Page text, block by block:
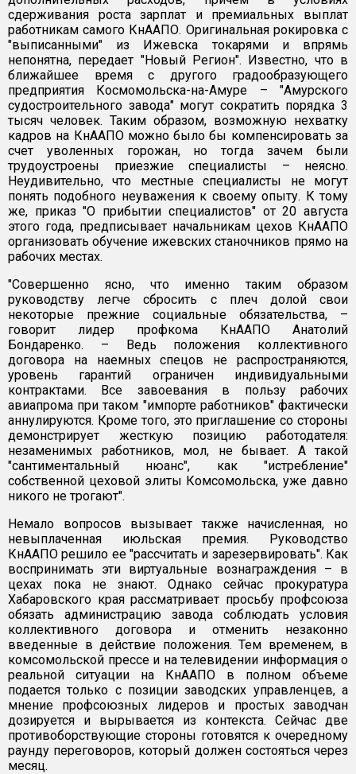
сдерживания роста зарплат и премиальных выплат
работникам самого КнААПО. Оригинальная рокировка с
"выписанными" из Ижевска токарями и впрямь
непонятна, передает "Новый Регион". Известно, что в
ближайшее время с другого градообразующего
предприятия Космомольска-на-Амуре – "Амурского
судостроительного завода" могут сократить порядка 3
тысяч человек. Таким образом, возможную нехватку
кадров на КнААПО можно было бы компенсировать за
счет уволенных горожан, но тогда зачем были
трудоустроены приезжие специалисты – неясно.
Неудивительно, что местные специалисты не могут
понять подобного неуважения к своему опыту. К тому
же, приказ "О прибытии специалистов" от 20 августа
этого года, предписывает начальникам цехов КнААПО
организовать обучение ижевских станочников прямо на
рабочих местах.
"Совершенно ясно, что именно таким образом
руководству легче сбросить с плеч долой свои
некоторые прежние социальные обязательства, –
говорит лидер профкома КнААПО Анатолий
Бондаренко. – Ведь положения коллективного
договора на наемных спецов не распространяются,
уровень гарантий ограничен индивидуальными
контрактами. Все завоевания в пользу рабочих
авиапрома при таком "импорте работников" фактически
аннулируются. Кроме того, это приглашение со стороны
демонстрирует жесткую позицию работодателя:
незаменимых работников, мол, не бывает. А такой
"сантиментальный нюанс", как "истребление"
собственной цеховой элиты Комсомольска, уже давно
никого не трогают".
Немало вопросов вызывает также начисленная, но
невыплаченная июльская премия. Руководство
КнААПО решило ее "рассчитать и зарезервировать". Как
воспринимать эти виртуальные вознаграждения – в
цехах пока не знают. Однако сейчас прокуратура
Хабаровского края рассматривает просьбу профсоюза
обязать администрацию завода соблюдать условия
коллективного договора и отменить незаконно
введенные в действие положения. Тем временем, в
комсомольской прессе и на телевидении информация о
реальной ситуации на КнААПО в полном объеме
подается только с позиции заводских управленцев, а
мнение профсоюзных лидеров и простых заводчан
дозируется и вырывается из контекста. Сейчас две
противоборствующие стороны готовятся к очередному
раунду переговоров, который должен состояться через
месяц.